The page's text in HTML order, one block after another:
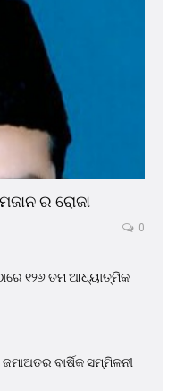
ର ରୋଜା
0
୧୨୬ ତମ ଆଧ୍ୟାତ୍ମିକ
ବାର୍ଷିକ ସମ୍ମିଳନୀ